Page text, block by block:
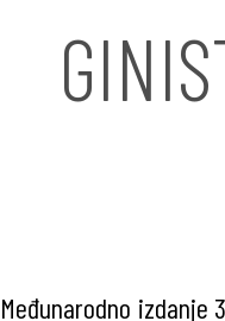
Međunarodno izdanje